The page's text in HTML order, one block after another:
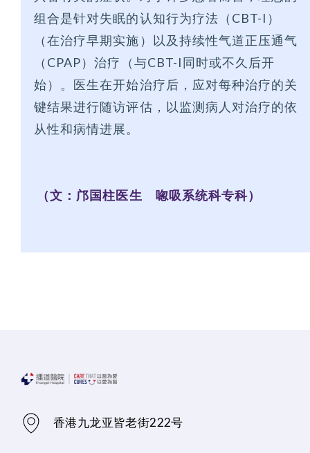
组合是针对失眠的认知行为疗法（CBT-I）
（在治疗早期实施）以及持续性气道正压通气
（CPAP）治疗（与CBT-I同时或不久后开
始）。医生在开始治疗后，应对每种治疗的关
键结果进行随访评估，以监测病人对治疗的依
从性和病情进展。
（文：邝国柱医生 唿吸系统科专科）
香港九龙亚皆老街222号